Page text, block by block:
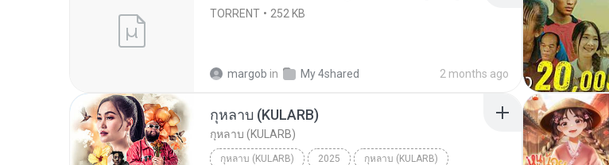
TORRENT 252 KB
margob in My 4shared 2 months ago
กุหลาบ (KULARB)
กุหลาบ (KULARB)
กุหลาบ (KULARB) 2025 กุหลาบ (KULARB)